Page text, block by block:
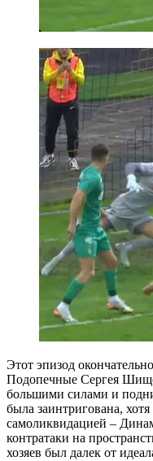
Этот эпизод
Подопечные Сергея
большими силами и
была заинтригована,
самоликвидацией –
контратаки на
хозяев был далек от